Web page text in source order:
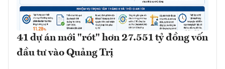
41 dự án mới "rót" hơn 27.551 tỷ đồng vốn
đầu tư vào Quảng Trị